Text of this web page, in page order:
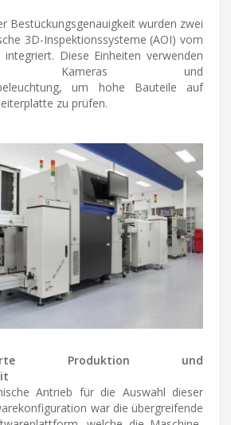
Bestückungsgenauigkeit wurden zwei
3D-Inspektionssysteme (AOI) vom
integriert. Diese Einheiten verwenden
Kameras und
um hohe Bauteile auf
zu prüfen.
Produktion und
Antrieb für die Auswahl dieser
war die übergreifende